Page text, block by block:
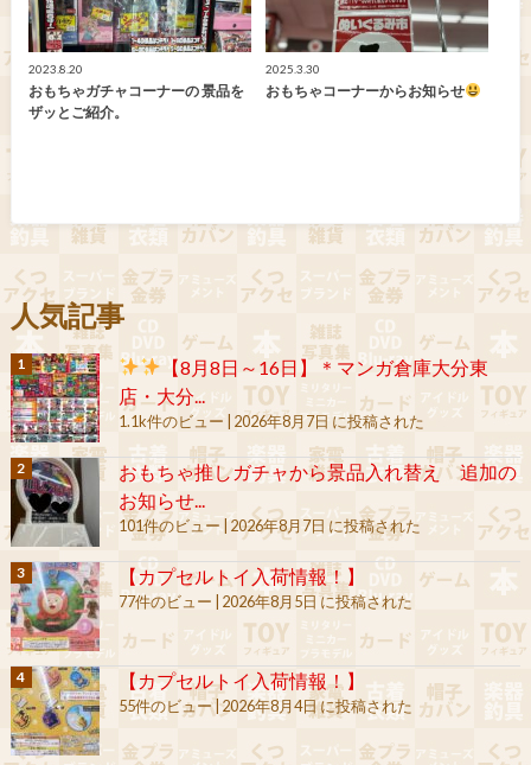
2023.8.20
おもちゃガチャコーナーの 景品を
ザッとご紹介。
2025.3.30
おもちゃコーナーからお知らせ
人気記事
【8月8日～16日】＊マンガ倉庫大分東
店・大分...
1.1k件のビュー 2026年8月7日 に投稿された
おもちゃ推しガチャから景品入れ替え 追加の
お知らせ...
101件のビュー 2026年8月7日 に投稿された
【カプセルトイ入荷情報！】
77件のビュー 2026年8月5日 に投稿された
【カプセルトイ入荷情報！】
55件のビュー|2026年8月4日 に投稿された